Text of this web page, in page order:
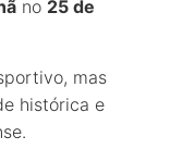
no 25 de
mas
histórica e